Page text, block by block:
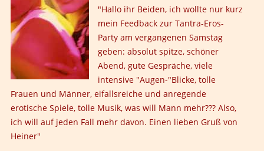
"Hallo ihr Beiden, ich wollte nur kurz
mein Feedback zur Tantra-Eros-
Party am vergangenen Samstag
geben: absolut spitze, schöner
Abend, gute Gespräche, viele
intensive "Augen-"Blicke, tolle
Frauen und Männer, eifallsreiche und anregende
erotische Spiele, tolle Musik, was will Mann mehr??? Also,
ich will auf jeden Fall mehr davon. Einen lieben Gruß von
Heiner"